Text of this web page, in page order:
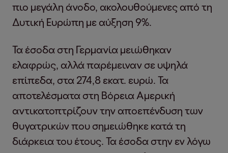
πιο μεγάλη άνοδο, ακολουθούμενες από τη
Δυτική Ευρώπη με αύξηση 9%.
Τα έσοδα στη Γερμανία μειώθηκαν
ελαφρώς, αλλά παρέμειναν σε υψηλά
επίπεδα, στα 274,8 εκατ. ευρώ. Τα
αποτελέσματα στη Βόρεια Αμερική
αντικατοπτρίζουν την αποεπένδυση των
θυγατρικών που σημειώθηκε κατά τη
διάρκεια του έτους. Τα έσοδα στην εν λόγω